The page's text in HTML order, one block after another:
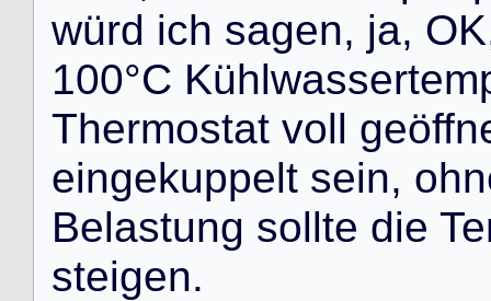
würd ich sagen, ja, OK
100°C Kühlwassertem
Thermostat voll geöffn
eingekuppelt sein, ohn
Belastung sollte die Te
steigen.